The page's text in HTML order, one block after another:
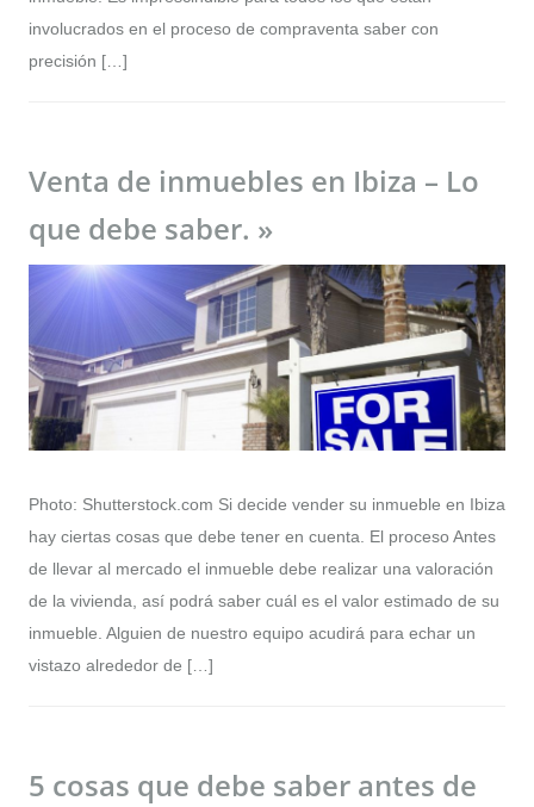
involucrados en el proceso de compraventa saber con
precisión […]
Venta de inmuebles en Ibiza – Lo
que debe saber. »
Photo: Shutterstock.com Si decide vender su inmueble en Ibiza
hay ciertas cosas que debe tener en cuenta. El proceso Antes
de llevar al mercado el inmueble debe realizar una valoración
de la vivienda, así podrá saber cuál es el valor estimado de su
inmueble. Alguien de nuestro equipo acudirá para echar un
vistazo alrededor de […]
5 cosas que debe saber antes de